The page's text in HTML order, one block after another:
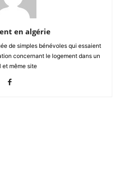
en algérie
de simples bénévoles qui essaient
concernant le logement dans un
et même site